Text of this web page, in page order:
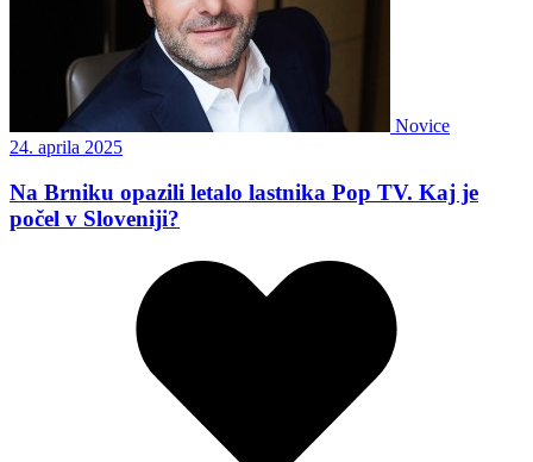
Novice
24. aprila 2025
Na Brniku opazili letalo lastnika Pop TV. Kaj je
počel v Sloveniji?